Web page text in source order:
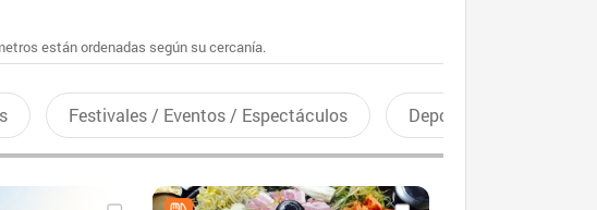
están ordenadas según su cercanía.
Festivales / Eventos / Espectáculos Deportes recreativos